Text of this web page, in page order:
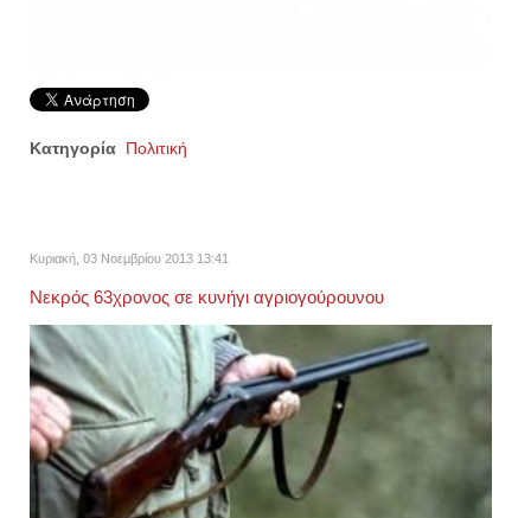
Κατηγορία Πολιτική
Κυριακή, 03 Νοεμβρίου 2013 13:41
Νεκρός 63χρονος σε κυνήγι αγριογούρουνου